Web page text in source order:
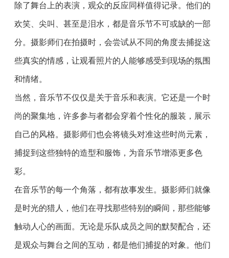
除了舞台上的表演，观众的反应同样值得记录。他们的
欢笑、尖叫、甚至是泪水，都是音乐节不可或缺的一部
分。摄影师们在拍摄时，会尝试从不同的角度去捕捉这
些真实的情感，让观看照片的人能够感受到现场的氛围
和情绪。
当然，音乐节不仅仅是关于音乐和表演。它还是一个时
尚的聚集地，许多参与者都会穿着个性化的服装，展示
自己的风格。摄影师们也会将镜头对准这些时尚元素，
捕捉到这些独特的造型和服饰，为音乐节增添更多色
彩。
在音乐节的每一个角落，都有故事发生。摄影师们就像
是时光的猎人，他们在寻找那些特别的瞬间，那些能够
触动人心的画面。无论是乐队成员之间的默契配合，还
是观众与舞台之间的互动，都是他们捕捉的对象。他们